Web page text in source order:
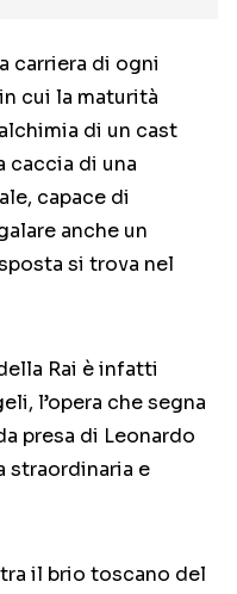
carriera di ogni
cui la maturità
di un cast
caccia di una
capace di
anche un
si trova nel
Rai è infatti
l’opera che segna
presa di Leonardo
straordinaria e
il brio toscano del